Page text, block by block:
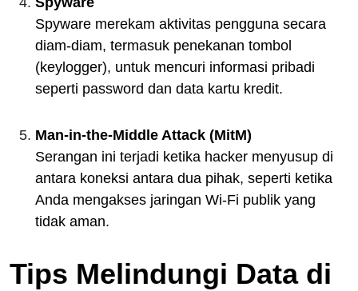
Spyware merekam aktivitas pengguna secara
diam-diam, termasuk penekanan tombol
(keylogger), untuk mencuri informasi pribadi
seperti password dan data kartu kredit.
Man-in-the-Middle Attack (MitM)
Serangan ini terjadi ketika hacker menyusup di
antara koneksi antara dua pihak, seperti ketika
Anda mengakses jaringan Wi-Fi publik yang
tidak aman.
Tips Melindungi Data di